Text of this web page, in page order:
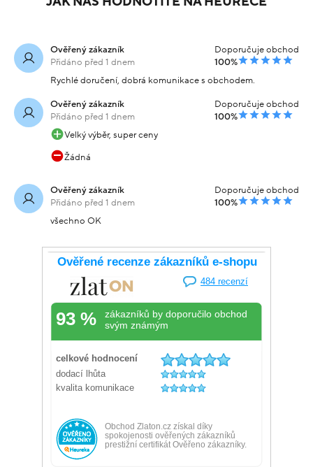
Ověřený zákazník
Přidáno před 1 dnem
Doporučuje obchod
100%
Rychlé doručení, dobrá komunikace s obchodem.
Ověřený zákazník
Přidáno před 1 dnem
Doporučuje obchod
100%
Velký výběr, super ceny
Žádná
Ověřený zákazník
Přidáno před 1 dnem
Doporučuje obchod
100%
všechno OK